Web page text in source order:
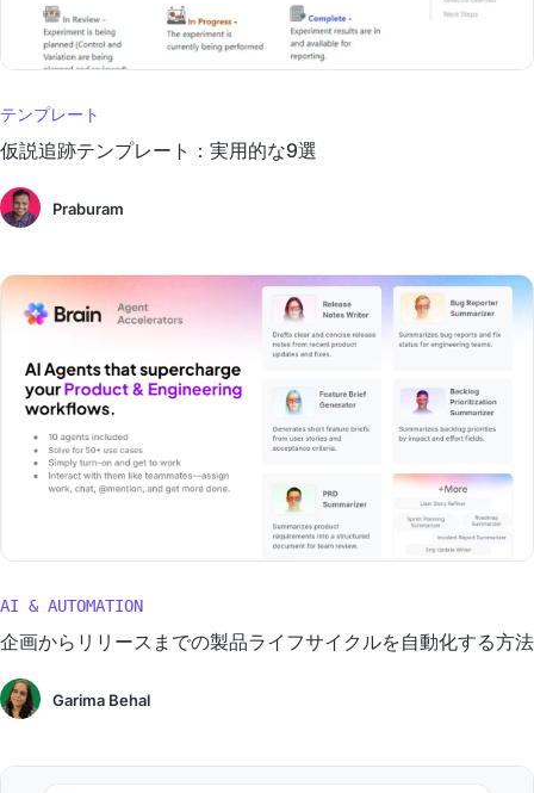
テンプレート
仮説追跡テンプレート：実用的な9選
Praburam
AI & AUTOMATION
企画からリリースまでの製品ライフサイクルを自動化する方法
Garima Behal